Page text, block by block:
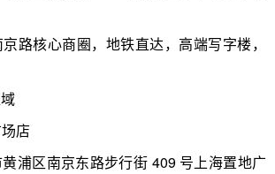
路核心商圈，地铁直达，高端写字楼，
店
浦区南京东路步行街 409 号上海置地广